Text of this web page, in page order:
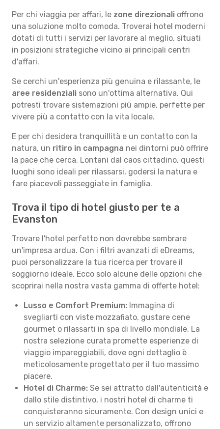
Per chi viaggia per affari, le zone direzionali offrono
una soluzione molto comoda. Troverai hotel moderni
dotati di tutti i servizi per lavorare al meglio, situati
in posizioni strategiche vicino ai principali centri
d'affari.
Se cerchi un'esperienza più genuina e rilassante, le
aree residenziali sono un'ottima alternativa. Qui
potresti trovare sistemazioni più ampie, perfette per
vivere più a contatto con la vita locale.
E per chi desidera tranquillità e un contatto con la
natura, un ritiro in campagna nei dintorni può offrire
la pace che cerca. Lontani dal caos cittadino, questi
luoghi sono ideali per rilassarsi, godersi la natura e
fare piacevoli passeggiate in famiglia.
Trova il tipo di hotel giusto per te a
Evanston
Trovare l'hotel perfetto non dovrebbe sembrare
un'impresa ardua. Con i filtri avanzati di eDreams,
puoi personalizzare la tua ricerca per trovare il
soggiorno ideale. Ecco solo alcune delle opzioni che
scoprirai nella nostra vasta gamma di offerte hotel:
Lusso e Comfort Premium: Immagina di
svegliarti con viste mozzafiato, gustare cene
gourmet o rilassarti in spa di livello mondiale. La
nostra selezione curata promette esperienze di
viaggio impareggiabili, dove ogni dettaglio è
meticolosamente progettato per il tuo massimo
piacere.
Hotel di Charme: Se sei attratto dall'autenticità e
dallo stile distintivo, i nostri hotel di charme ti
conquisteranno sicuramente. Con design unici e
un servizio altamente personalizzato, offrono